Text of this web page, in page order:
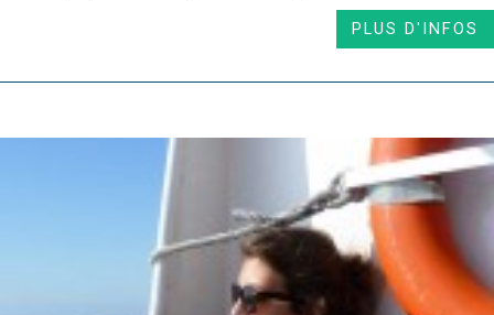
PLUS D'INFOS